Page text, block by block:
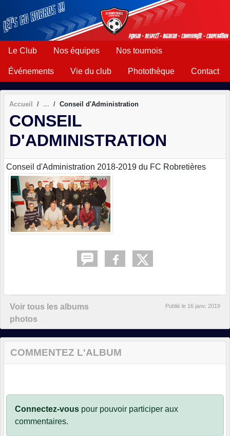
Le Club Nos équipes Nos tournois
Événements Vie du club Photothèque Contact
Accueil Conseil d'Administration
CONSEIL
D'ADMINISTRATION
Conseil d'Administration 2018-2019 du FC Robretières
Voir tous les albums
photos
Publié le 16 janv. 2019
COMMENTEZ L'ALBUM
Connectez-vous pour pouvoir participer aux
commentaires.
Panneau de gestion des cookies